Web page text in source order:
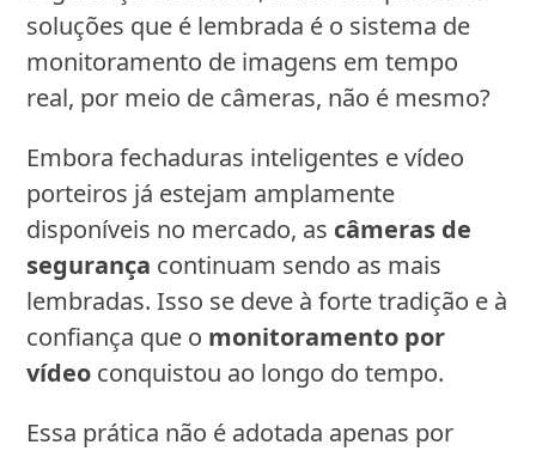
soluções que é lembrada é o sistema de
monitoramento de imagens em tempo
real, por meio de câmeras, não é mesmo?
Embora fechaduras inteligentes e vídeo
porteiros já estejam amplamente
disponíveis no mercado, as câmeras de
segurança continuam sendo as mais
lembradas. Isso se deve à forte tradição e à
confiança que o monitoramento por
vídeo conquistou ao longo do tempo.
Essa prática não é adotada apenas por